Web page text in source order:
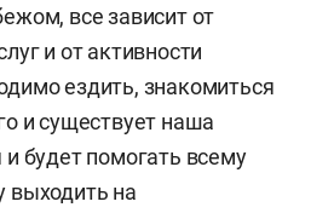
все зависит от
и от активности
ездить, знакомиться
и существует наша
будет помогать всему
выходить на